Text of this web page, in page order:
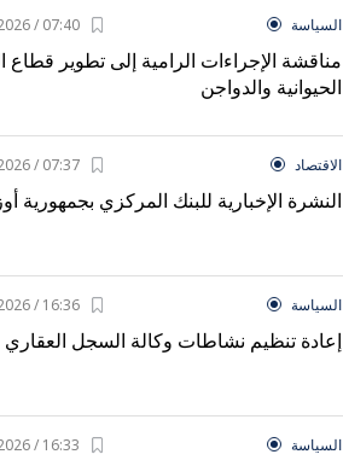
السياسة 07:40 / 06.08.2026
مناقشة الإجراءات الرامية إلى تطوير قطاع
الحيوانية والدواجن
الاقتصاد 07:37 / 06.08.2026
النشرة الإخبارية للبنك المركزي بجمهورية
السياسة 16:36 / 05.08.2026
إعادة تنظيم نشاطات وكالة السجل العقاري
السياسة 16:33 / 05.08.2026